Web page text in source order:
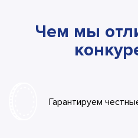
Чем мы
Гарантируем